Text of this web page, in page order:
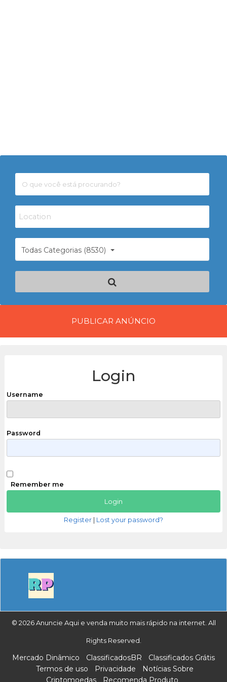
Todas Categorias (8530)
PUBLICAR ANÚNCIO
Login
Username
Password
Remember me
Register Lost your password?
© 2026 Anuncie Aqui e venda muito mais rápido na internet. All
Rights Reserved.
Mercado Dinâmico ClassificadosBR
Classificados Grátis
Termos de uso
Privacidade
Notícias Sobre
Criptomoedas
Recomenda Produto